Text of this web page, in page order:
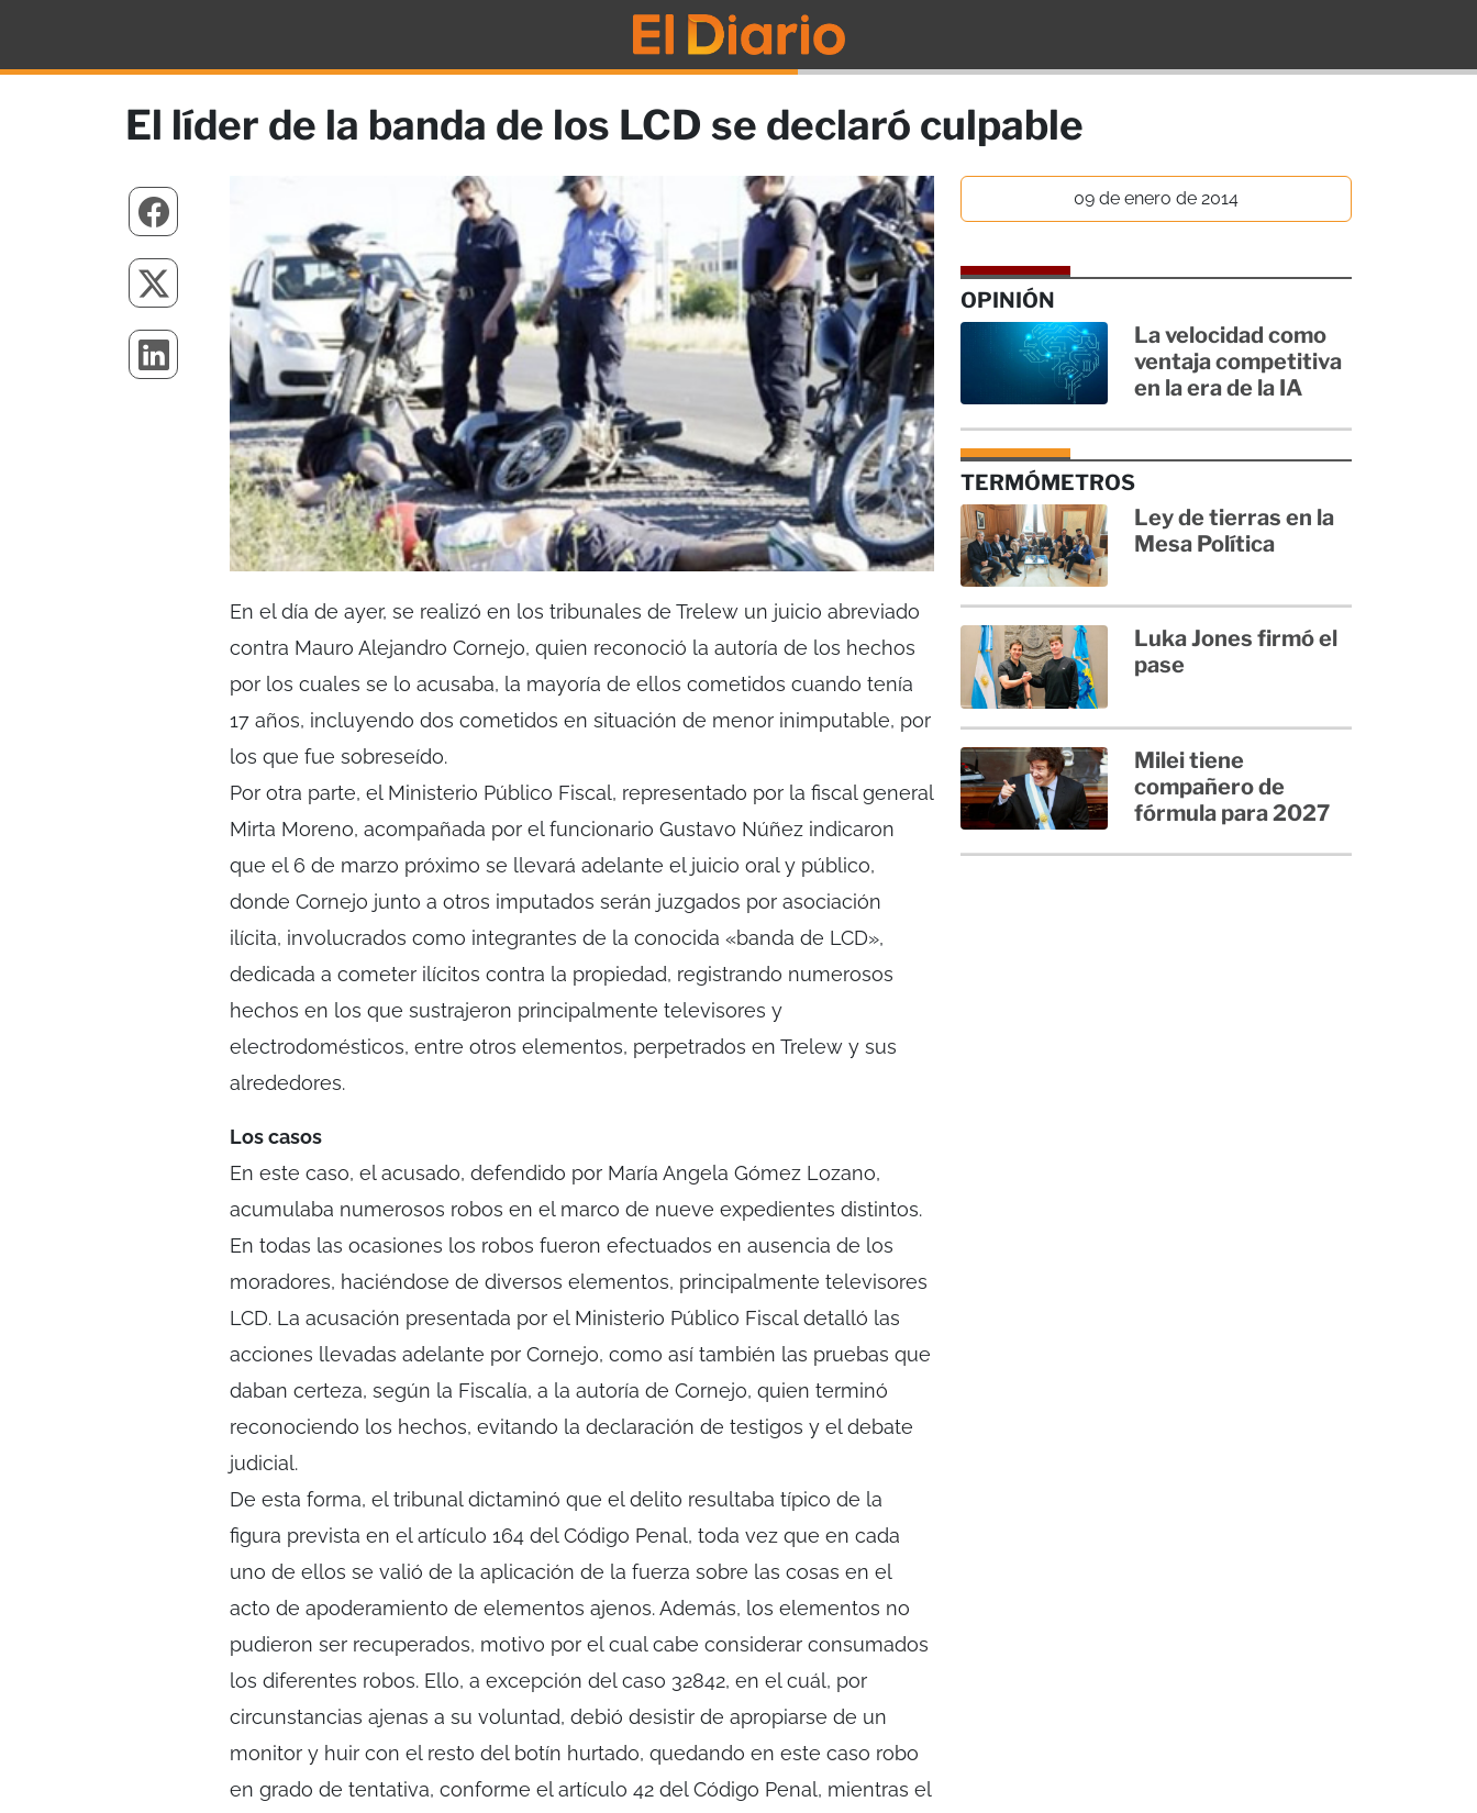
El líder de la banda de los LCD se declaró culpable
En el día de ayer, se realizó en los tribunales de Trelew un juicio abreviado
contra Mauro Alejandro Cornejo, quien reconoció la autoría de los hechos
por los cuales se lo acusaba, la mayoría de ellos cometidos cuando tenía
17 años, incluyendo dos cometidos en situación de menor inimputable, por
los que fue sobreseído.
Por otra parte, el Ministerio Público Fiscal, representado por la fiscal general
Mirta Moreno, acompañada por el funcionario Gustavo Núñez indicaron
que el 6 de marzo próximo se llevará adelante el juicio oral y público,
donde Cornejo junto a otros imputados serán juzgados por asociación
ilícita, involucrados como integrantes de la conocida «banda de LCD»,
dedicada a cometer ilícitos contra la propiedad, registrando numerosos
hechos en los que sustrajeron principalmente televisores y
electrodomésticos, entre otros elementos, perpetrados en Trelew y sus
alrededores.
Los casos
En este caso, el acusado, defendido por María Angela Gómez Lozano,
acumulaba numerosos robos en el marco de nueve expedientes distintos.
En todas las ocasiones los robos fueron efectuados en ausencia de los
moradores, haciéndose de diversos elementos, principalmente televisores
LCD. La acusación presentada por el Ministerio Público Fiscal detalló las
acciones llevadas adelante por Cornejo, como así también las pruebas que
daban certeza, según la Fiscalía, a la autoría de Cornejo, quien terminó
reconociendo los hechos, evitando la declaración de testigos y el debate
judicial.
De esta forma, el tribunal dictaminó que el delito resultaba típico de la
figura prevista en el artículo 164 del Código Penal, toda vez que en cada
uno de ellos se valió de la aplicación de la fuerza sobre las cosas en el
acto de apoderamiento de elementos ajenos. Además, los elementos no
pudieron ser recuperados, motivo por el cual cabe considerar consumados
los diferentes robos. Ello, a excepción del caso 32842, en el cuál, por
circunstancias ajenas a su voluntad, debió desistir de apropiarse de un
monitor y huir con el resto del botín hurtado, quedando en este caso robo
en grado de tentativa, conforme el artículo 42 del Código Penal, mientras el
09 de enero de 2014
OPINIÓN
La velocidad como
ventaja competitiva
en la era de la IA
TERMÓMETROS
Ley de tierras en la
Mesa Política
Luka Jones firmó el
pase
Milei tiene
compañero de
fórmula para 2027